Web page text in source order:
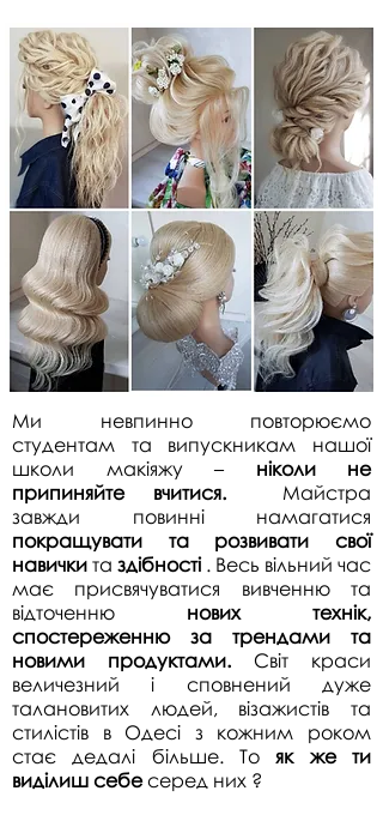
Ми невпинно повторюємо
студентам та випускникам нашої
школи макіяжу –
ніколи не
припиняйте вчитися.
Майстра
завжди повинні намагатися
покращувати та розвивати свої
навички та здібності . Весь вільний час
має присвячуватися вивченню та
відточенню
нових технік,
спостереженню за трендами
та
новими продуктами.
Світ краси
величезний і сповнений дуже
талановитих людей, візажистів та
стилістів в Одесі з кожним роком
стає дедалі більше. Тояк же
ти
виділиш себесеред них ?